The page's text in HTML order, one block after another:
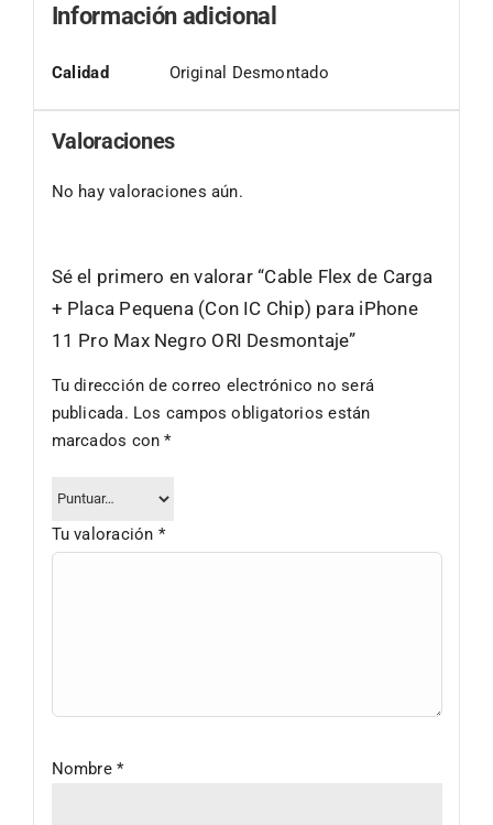
Información adicional
Calidad Original Desmontado
Valoraciones
No hay valoraciones aún.
Sé el primero en valorar “Cable Flex de Carga
+ Placa Pequena (Con IC Chip) para iPhone
11 Pro Max Negro ORI Desmontaje”
Tu dirección de correo electrónico no será
publicada. Los campos obligatorios están
marcados con*
Tu valoración *
Nombre*